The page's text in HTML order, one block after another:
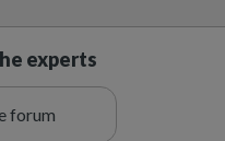
experts
forum